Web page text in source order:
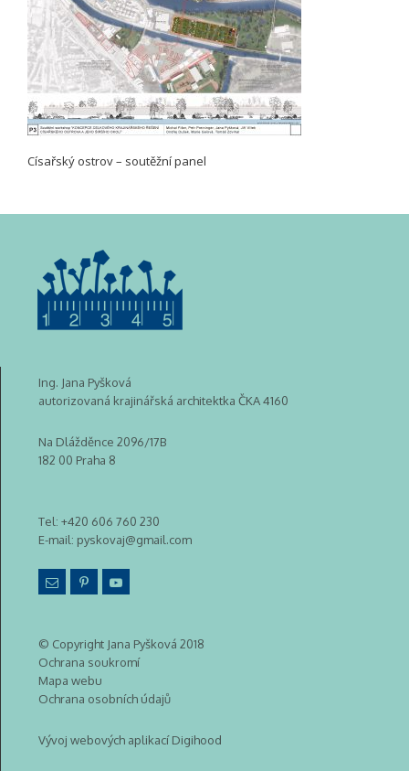
Císařský ostrov – soutěžní panel
Ing. Jana Pyšková
autorizovaná krajinářská architektka ČKA 4160
Na Dlážděnce 2096/17B
182 00 Praha 8
Tel: +420 606 760 230
E-mail: pyskovaj@gmail.com
© Copyright Jana Pyšková 2018
Ochrana soukromí
Mapa webu
Ochrana osobních údajů
Vývoj webových aplikací Digihood